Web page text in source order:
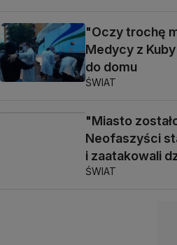
"Oczy trochę
Medycy z
do domu
ŚWIAT
"Miasto
Neofaszyści
i zaatakowali
ŚWIAT